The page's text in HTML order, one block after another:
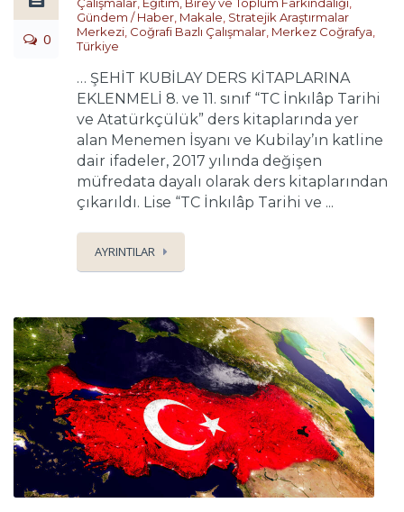
0
Gündem / Haber Makale Stratejik Araştırmalar
Merkezi Coğrafi Bazlı Çalışmalar Merkez Coğrafya
Türkiye
… ŞEHİT KUBİLAY DERS KİTAPLARINA
EKLENMELİ 8. ve 11. sınıf “TC İnkılâp Tarihi
ve Atatürkçülük” ders kitaplarında yer
alan Menemen İsyanı ve Kubilay’ın katline
dair ifadeler, 2017 yılında değişen
müfredata dayalı olarak ders kitaplarından
çıkarıldı. Lise “TC İnkılâp Tarihi ve ...
AYRINTILAR